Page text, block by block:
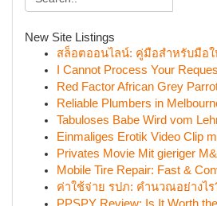
New Site Listings
สล็อตออนไลน์: คู่มือสำหรับมือ
I Cannot Process Your
Red Factor African Grey
Reliable Plumbers in
Tabuloses Babe Wird vom
Einmaliges Erotik Video Clip
Privates Movie Mit gieriger
Mobile Tire Repair: Fast &
ค่าใช้จ่าย รปภ: คำนวณอย่างไ